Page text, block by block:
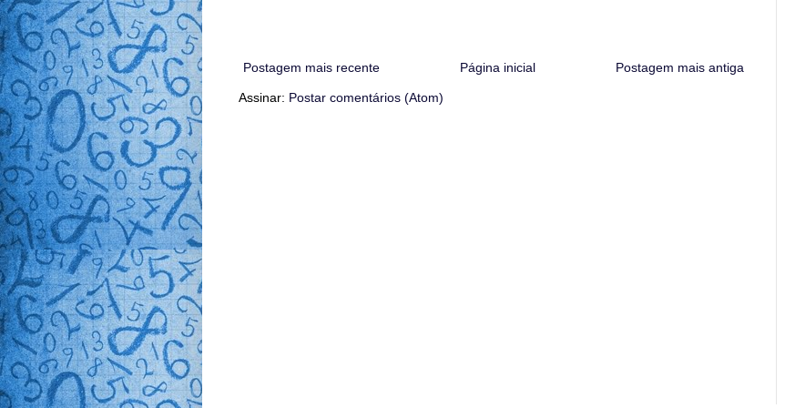
Postagem mais recente Postagem mais antiga
Página inicial
Assinar: Postar comentários (Atom)